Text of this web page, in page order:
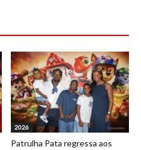
2026
Patrulha Pata regressa aos